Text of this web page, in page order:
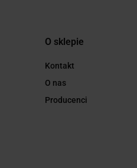
O sklepie
Kontakt
O nas
Producenci